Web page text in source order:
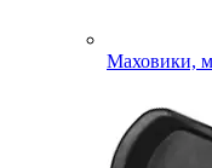
Маховики,